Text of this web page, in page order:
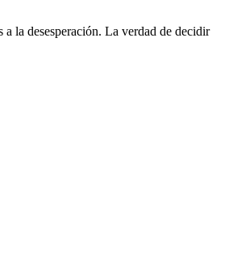
la desesperación. La verdad de decidir